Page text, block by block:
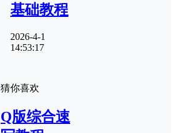
基础教程
2026-4-1
14:53:17
猜你喜欢
Q版综合速